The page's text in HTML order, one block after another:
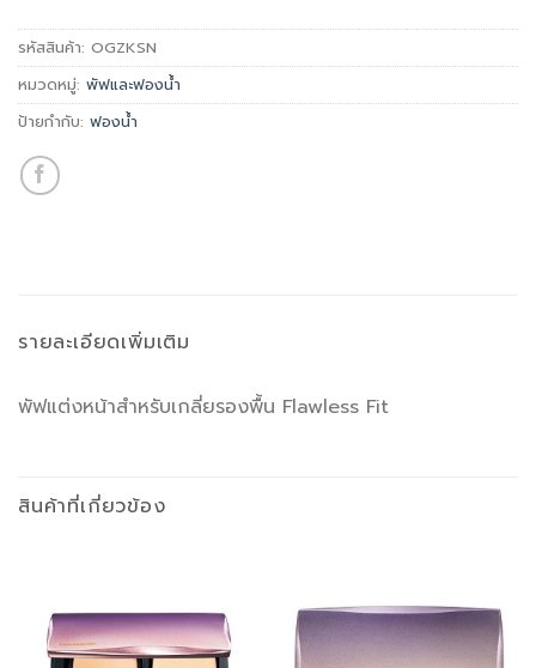
รหัสสินค้า: OGZKSN
หมวดหมู่: พัฟและฟองน้ำ
ป้ายกำกับ: ฟองน้ำ
รายละเอียดเพิ่มเติม
พัฟแต่งหน้าสำหรับเกลี่ยรองพื้น Flawless Fit
สินค้าที่เกี่ยวข้อง